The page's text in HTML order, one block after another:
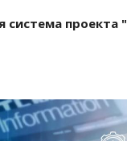
система проекта